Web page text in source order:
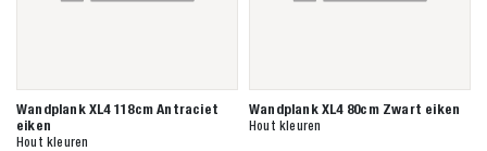
Wandplank XL4 118cm Antraciet
eiken
Hout kleuren
Wandplank XL4 80cm Zwart eiken
Hout kleuren